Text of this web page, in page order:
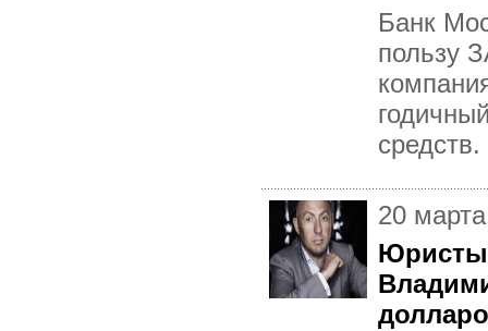
Банк
пользу
средств.
20
Юристы